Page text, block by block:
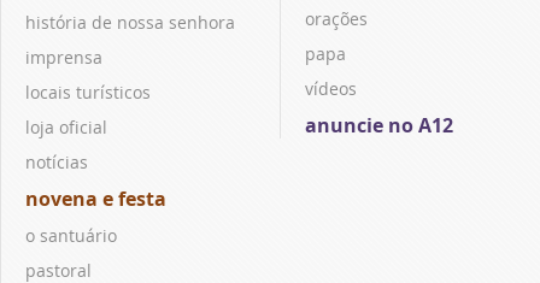
história de nossa senhora
imprensa
locais turísticos
loja oficial
notícias
novena e festa
o santuário
pastoral
orações
papa
vídeos
anuncie no A12